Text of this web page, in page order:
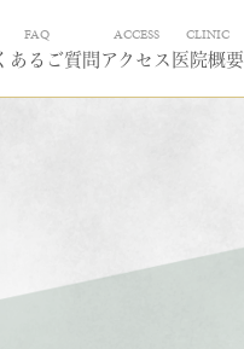
FAQ
あるご質問
ACCESS
アクセス
CLINIC
医院概要